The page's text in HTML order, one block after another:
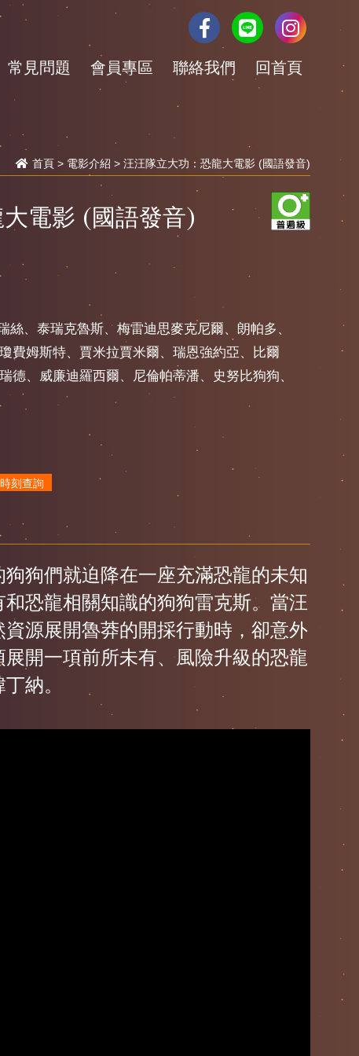
常見問題 會員專區 聯絡我們 回首頁
首頁 > 電影介紹 > 汪汪隊立大功：恐龍大電影 (國語發音)
電影 (國語發音)
、泰瑞克魯斯、梅雷迪思麥克尼爾、朗帕多、
費姆斯特、賈米拉賈米爾、瑞恩強約亞、比爾
、威廉迪羅西爾、尼倫帕蒂潘、史努比狗狗、
時刻查詢
狗們就迫降在一座充滿恐龍的未知
恐龍相關知識的狗狗雷克斯。當汪
源展開魯莽的開採行動時，卻意外
開一項前所未有、風險升級的恐龍
納。